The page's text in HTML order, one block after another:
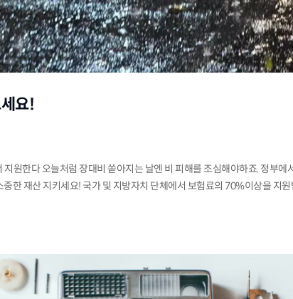
요!
원한다 오늘처럼 장대비 쏟아지는 날엔 비 피해를 조심해야하죠. 정부
한 재산 지키세요! 국가 및 지방자치 단체에서 보험료의 70%이상을 지